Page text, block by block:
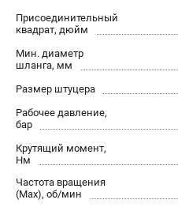
Юридическим лицам
Контакты
Правила обмена и возврата
Способы оплаты
О компании
О бренде
Политика обработки
Новости
Программа бонусов
Присоединительный
квадрат, дюйм
Мин. диаметр
шланга, мм
Размер штуцера
Рабочее давление,
бар
Крутящий момент,
Нм
Частота вращения
(Max), об/мин